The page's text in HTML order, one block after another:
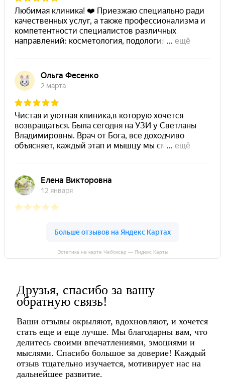
Эстетика на карте Чебоксар — Яндекс Карты
Друзья, спасибо за вашу
обратную связь!
Ваши отзывы окрыляют, вдохновляют, и хочется
стать еще и еще лучше. Мы благодарны вам, что
делитесь своими впечатлениями, эмоциями и
мыслями. Спасибо большое за доверие! Каждый
отзыв тщательно изучается, мотивирует нас на
дальнейшее развитие.